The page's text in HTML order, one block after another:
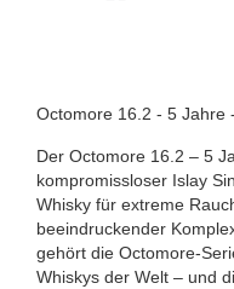
Octomore 16.2 - 5 Jahre
Der Octomore 16.2 – 5
kompromissloser Islay
Whisky für extreme
beeindruckender
gehört die Octomore-
Whiskys der Welt – und